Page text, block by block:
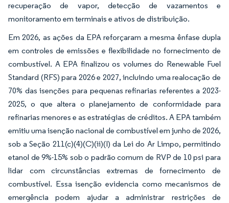
recuperação de vapor, detecção de vazamentos e
monitoramento em terminais e ativos de distribuição.
Em 2026, as ações da EPA reforçaram a mesma ênfase dupla
em controles de emissões e flexibilidade no fornecimento de
combustível. A EPA finalizou os volumes do Renewable Fuel
Standard (RFS) para 2026 e 2027, incluindo uma realocação de
70% das isenções para pequenas refinarias referentes a 2023-
2025, o que altera o planejamento de conformidade para
refinarias menores e as estratégias de créditos. A EPA também
emitiu uma isenção nacional de combustível em junho de 2026,
sob a Seção 211(c)(4)(C)(ii)(I) da Lei do Ar Limpo, permitindo
etanol de 9%-15% sob o padrão comum de RVP de 10 psi para
lidar com circunstâncias extremas de fornecimento de
combustível. Essa isenção evidencia como mecanismos de
emergência podem ajudar a administrar restrições de